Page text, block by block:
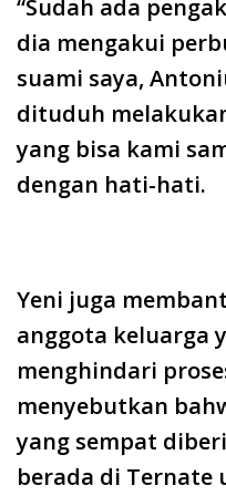
“Sudah ada
dia mengakui
suami saya,
dituduh
yang bisa kami
dengan hati-hati.
Yeni juga
anggota keluarga
menghindari
menyebutkan
yang sempat
berada di Ternate